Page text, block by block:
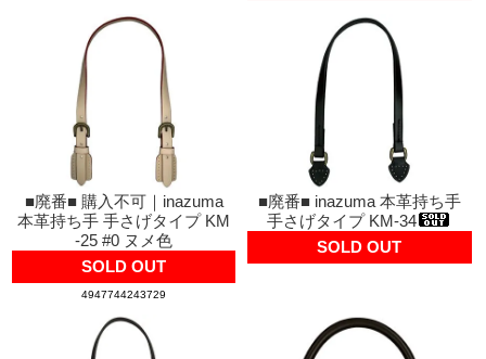
■廃番■ 購入不可｜inazuma
本革持ち手 手さげタイプ KM
-25 #0 ヌメ色
SOLD OUT
4947744243729
■廃番■ inazuma 本革持ち手
手さげタイプ KM-34
SOLD OUT